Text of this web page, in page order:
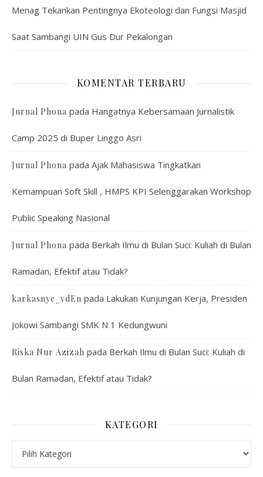
Menag Tekankan Pentingnya Ekoteologi dan Fungsi Masjid
Saat Sambangi UIN Gus Dur Pekalongan
KOMENTAR TERBARU
Jurnal Phona pada Hangatnya Kebersamaan Jurnalistik
Camp 2025 di Buper Linggo Asri
Jurnal Phona pada Ajak Mahasiswa Tingkatkan
Kemampuan Soft Skill , HMPS KPI Selenggarakan Workshop
Public Speaking Nasional
Jurnal Phona pada Berkah Ilmu di Bulan Suci: Kuliah di Bulan
Ramadan, Efektif atau Tidak?
karkasnye_vdEn pada Lakukan Kunjungan Kerja, Presiden
Jokowi Sambangi SMK N 1 Kedungwuni
Riska Nur Azizah pada Berkah Ilmu di Bulan Suci: Kuliah di
Bulan Ramadan, Efektif atau Tidak?
KATEGORI